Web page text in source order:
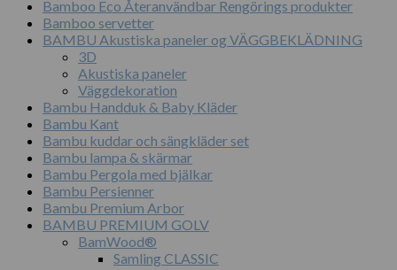
Bamboo Eco Återanvändbar Rengörings produkter
Bamboo servetter
BAMBU Akustiska paneler og VÄGGBEKLÄDNING
3D
Akustiska paneler
Väggdekoration
Bambu Handduk & Baby Kläder
Bambu Kant
Bambu kuddar och sängkläder set
Bambu lampa & skärmar
Bambu Pergola med bjälkar
Bambu Persienner
Bambu Premium Arbor
BAMBU PREMIUM GOLV
BamWood®
Samling CLASSIC